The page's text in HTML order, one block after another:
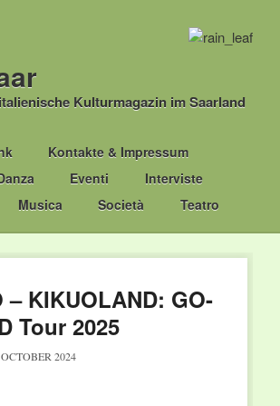
Kulturmagazin im Saarland
Kontakte & Impressum
Eventi
Interviste
Musica Società Teatro
– KIKUOLAND: GO-
Tour 2025
2024